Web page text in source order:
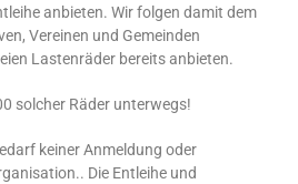
anbieten. Wir folgen damit dem
Vereinen und Gemeinden
Lastenräder bereits anbieten.
solcher Räder unterwegs!
keiner Anmeldung oder
Die Entleihe und